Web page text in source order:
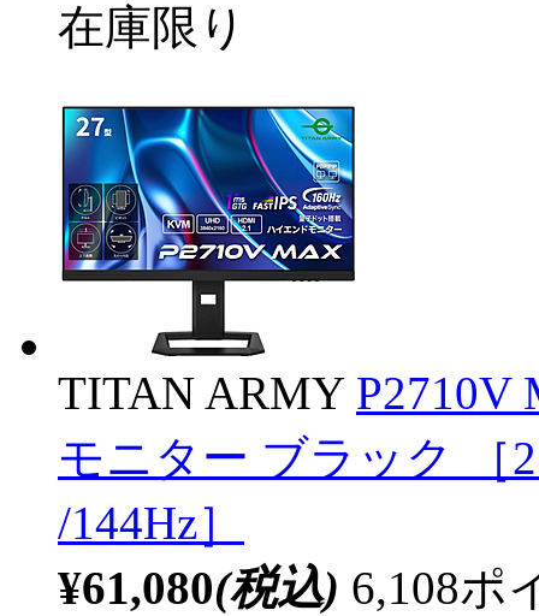
在庫限り
TITAN ARMY P2710V
モニター ブラック ［
/144Hz］
¥61,080(税込) 6,108ポ